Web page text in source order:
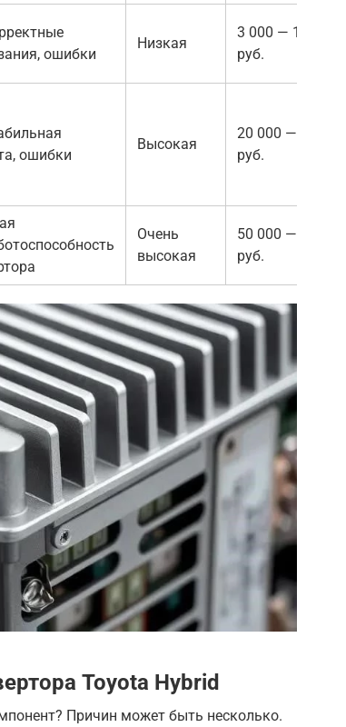
ошибки
Низкая
3 000 — 10 000
руб.
ошибки
Высокая
20 000 — 60 000
руб.
Очень
высокая
50 000 — 100 000
руб.
Toyota Hybrid
Причин может быть несколько.